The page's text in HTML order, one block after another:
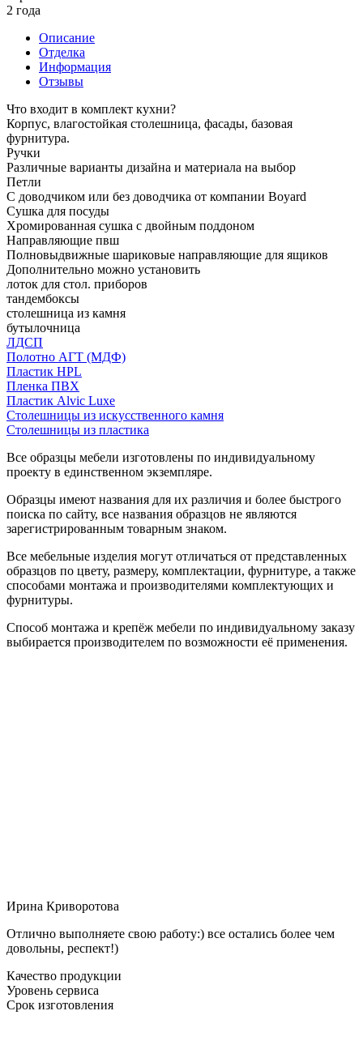
2 года
Описание
Отделка
Информация
Отзывы
Что входит в комплект кухни?
Корпус, влагостойкая столешница, фасады, базовая
фурнитура.
Ручки
Различные варианты дизайна и материала на выбор
Петли
С доводчиком или без доводчика от компании Boyard
Сушка для посуды
Хромированная сушка с двойным поддоном
Направляющие пвш
Полновыдвижные шариковые направляющие для ящиков
Дополнительно можно установить
лоток для стол. приборов
тандембоксы
столешница из камня
бутылочница
ЛДСП
Полотно АГТ (МДФ)
Пластик HPL
Пленка ПВХ
Пластик Alvic Luxe
Столешницы из искусственного камня
Столешницы из пластика
Все образцы мебели изготовлены по индивидуальному
проекту в единственном экземпляре.
Образцы имеют названия для их различия и более быстрого
поиска по сайту, все названия образцов не являются
зарегистрированным товарным знаком.
Все мебельные изделия могут отличаться от представленных
образцов по цвету, размеру, комплектации, фурнитуре, а также
способами монтажа и производителями комплектующих и
фурнитуры.
Способ монтажа и крепёж мебели по индивидуальному заказу
выбирается производителем по возможности её применения.
Ирина Криворотова
Отлично выполняете свою работу:) все остались более чем
довольны, респект!)
Качество продукции
Уровень сервиса
Срок изготовления